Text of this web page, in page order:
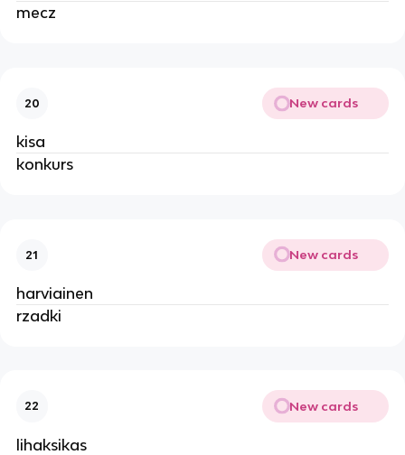
mecz
20 New cards
kisa
konkurs
21 New cards
harviainen
rzadki
22 New cards
lihaksikas